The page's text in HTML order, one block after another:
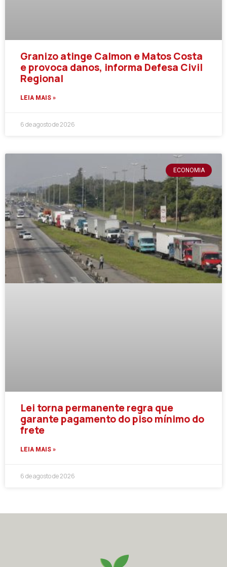
Granizo atinge Calmon e Matos Costa
e provoca danos, informa Defesa Civil
Regional
LEIA MAIS »
6 de agosto de 2026
ECONOMIA
Lei torna permanente regra que
garante pagamento do piso mínimo do
frete
LEIA MAIS »
6 de agosto de 2026